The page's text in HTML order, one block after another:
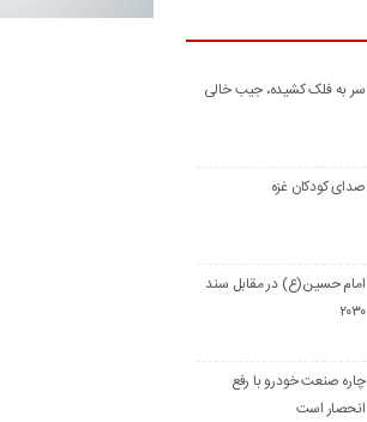
سر به فلک کشیده، جیب خالی
صدای کودکان غزه
امام حسین(ع) در مقابل سند
۲۰۳۰
چاره صنعت خودرو با رفع
انحصار است